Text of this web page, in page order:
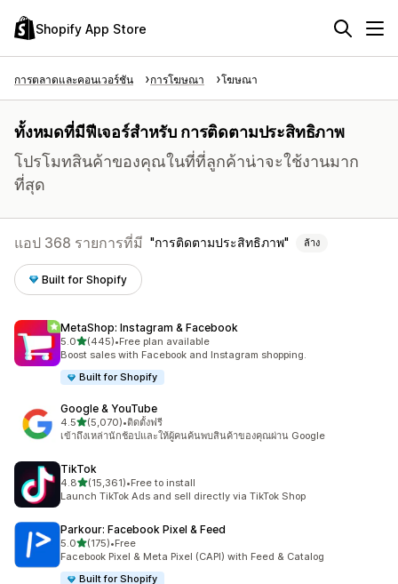
Shopify App Store
การตลาดและคอนเวอร์ชัน การโฆษณา โฆษณา
ทั้งหมดที่มีฟีเจอร์สำหรับ การติดตามประสิทธิภาพ
โปรโมทสินค้าของคุณในที่ที่ลูกค้าน่าจะใช้งานมาก
ที่สุด
แอป 368 รายการที่มี การติดตามประสิทธิภาพ ล้าง
Built for Shopify
MetaShop: Instagram & Facebook
5.0เต็ม 5 ดาว
(445)
ทั้งหมด 445 รีวิว
•Free plan available
Boost sales with Facebook and Instagram shopping.
Built for Shopify
Google & YouTube
4.5เต็ม 5 ดาว
(5,070)
ทั้งหมด 5070 รีวิว
•ติดตั้งฟรี
เข้าถึงเหล่านักช้อปและให้ผู้คนค้นพบสินค้าของคุณผ่าน Google
TikTok
4.8เต็ม 5 ดาว
(15,361)
ทั้งหมด 15361 รีวิว
•Free to install
Launch TikTok Ads and sell directly via TikTok Shop
Parkour: Facebook Pixel & Feed
5.0เต็ม 5 ดาว
(175)
ทั้งหมด 175 รีวิว
•Free
Facebook Pixel & Meta Pixel (CAPI) with Feed & Catalog
Built for Shopify